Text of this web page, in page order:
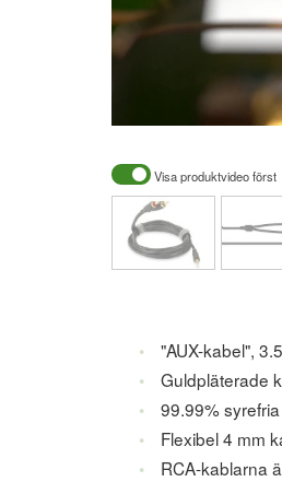
Visa produktvideo först
"AUX-kabel",
Guldpläterade
99.99%
Flexibel 4 mm
RCA-kablarna